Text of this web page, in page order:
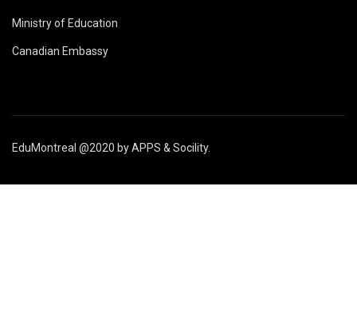
Ministry of Education
Canadian Embassy
EduMontreal @2020 byAPPS & Socility.